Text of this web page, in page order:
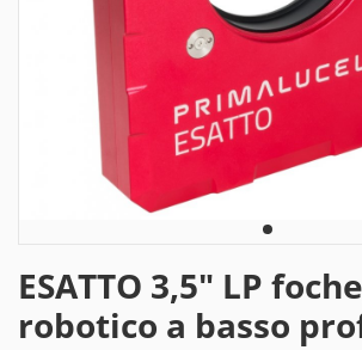
ESATTO 3,5" LP
robotico a basso